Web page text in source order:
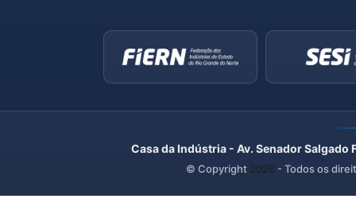
Casa da Indústria - Av. Senador
© Copyright 2026 - Todos os